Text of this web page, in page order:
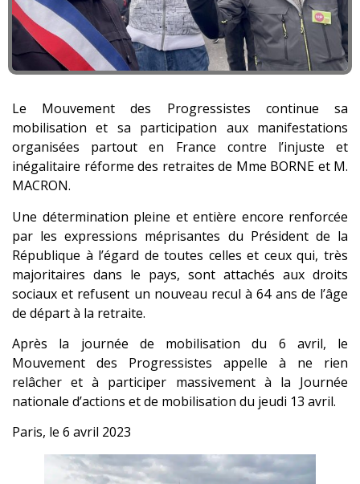
Le Mouvement des Progressistes continue sa
mobilisation et sa participation aux manifestations
organisées partout en France contre l’injuste et
inégalitaire réforme des retraites de Mme BORNE et M.
MACRON.
Une détermination pleine et entière encore renforcée
par les expressions méprisantes du Président de la
République à l’égard de toutes celles et ceux qui, très
majoritaires dans le pays, sont attachés aux droits
sociaux et refusent un nouveau recul à 64 ans de l’âge
de départ à la retraite.
Après la journée de mobilisation du 6 avril, le
Mouvement des Progressistes appelle à ne rien
relâcher et à participer massivement à la Journée
nationale d’actions et de mobilisation du jeudi 13 avril.
Paris, le 6 avril 2023